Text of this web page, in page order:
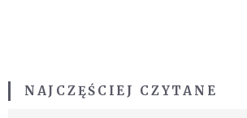
NAJCZĘŚCIEJ CZYTANE